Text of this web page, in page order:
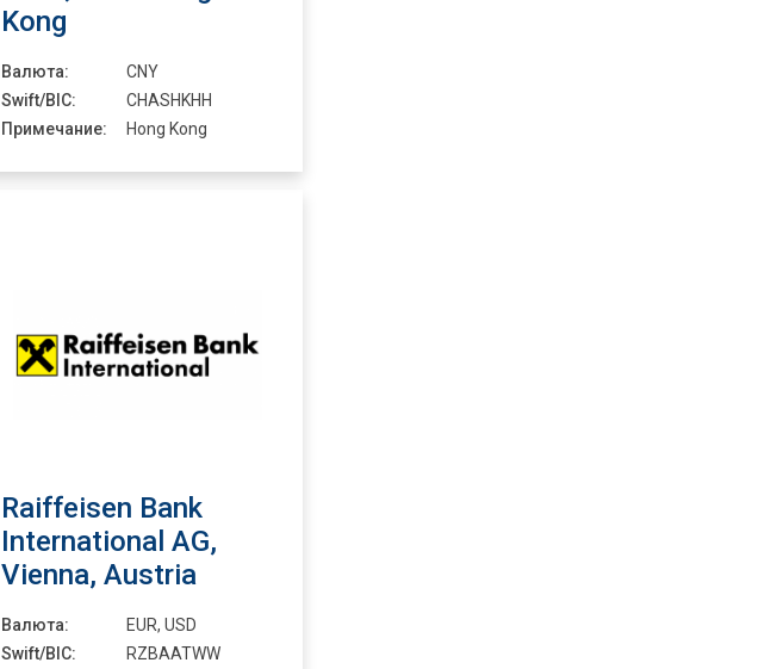
Kong
Валюта:
CNY
Swift/BIC:
CHASHKHH
Примечание:
Hong Kong
Raiffeisen Bank
International AG,
Vienna, Austria
Валюта:
EUR, USD
Swift/BIC:
RZBAATWW